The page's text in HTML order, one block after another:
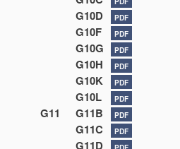
G10D PDF
G10F PDF
G10G PDF
G10H PDF
G10K PDF
G10L PDF
G11 G11B PDF
G11C PDF
G11D